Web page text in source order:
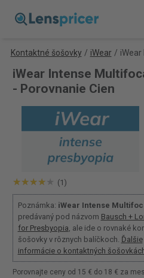
Kontaktné šošovky / iWear /
iWear Intense
- Porovnanie Cien
(1)
Poznámka: iWear Intense
predávaný pod názvom Bausch +
for Presbyopia, ale ide o rovnaké
šošovky v rôznych balíčkoch. Ďalšie
informácie o kontaktných
Porovnajte ceny od 15 € do 18 € za